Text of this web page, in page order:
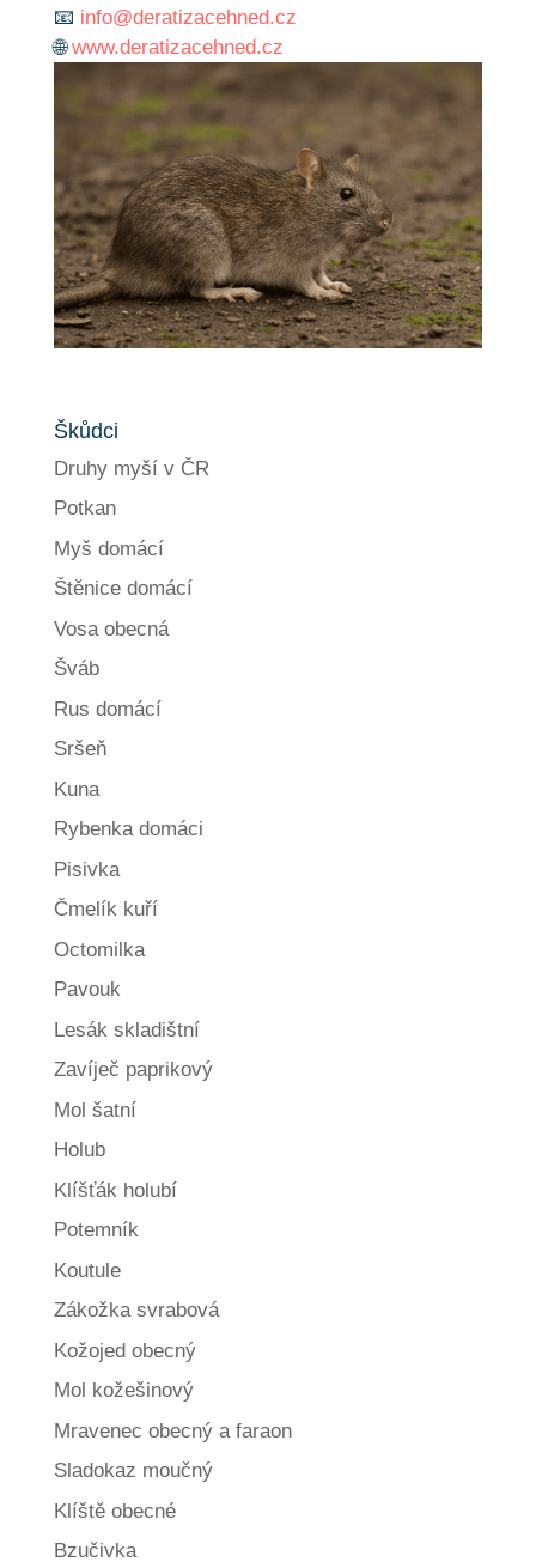
📧 info@deratizacehned.cz
🌐www.deratizacehned.cz
Škůdci
Druhy myší v ČR
Potkan
Myš domácí
Štěnice domácí
Vosa obecná
Šváb
Rus domácí
Sršeň
Kuna
Rybenka domáci
Pisivka
Čmelík kuří
Octomilka
Pavouk
Lesák skladištní
Zavíječ paprikový
Mol šatní
Holub
Klíšťák holubí
Potemník
Koutule
Zákožka svrabová
Kožojed obecný
Mol kožešinový
Mravenec obecný a faraon
Sladokaz moučný
Klíště obecné
Bzučivka